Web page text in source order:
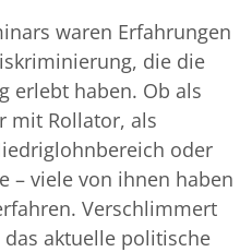
waren Erfahrungen
die die
erlebt haben. Ob als
mit Rollator, als
oder
– viele von ihnen haben
Verschlimmert
aktuelle politische